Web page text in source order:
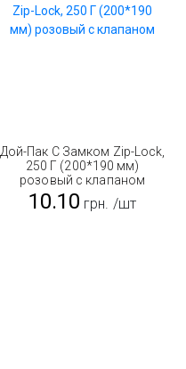
Дой-Пак С Замком Zip-Lock,
250 Г (200*190 мм)
розовый с клапаном
10.10 грн. /шт